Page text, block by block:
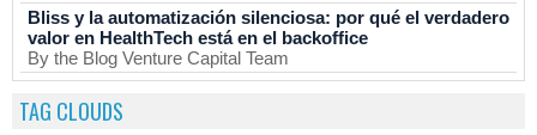
Bliss y la automatización silenciosa: por qué el verdadero
valor en HealthTech está en el backoffice
By the Blog Venture Capital Team
TAG CLOUDS